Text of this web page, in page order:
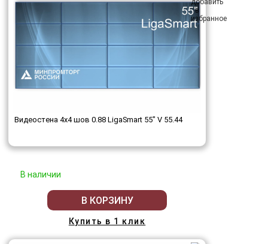
Видеостена 4x4 шов 0.88 LigaSmart 55" V 55.44
В наличии
В КОРЗИНУ
Купить в 1 клик